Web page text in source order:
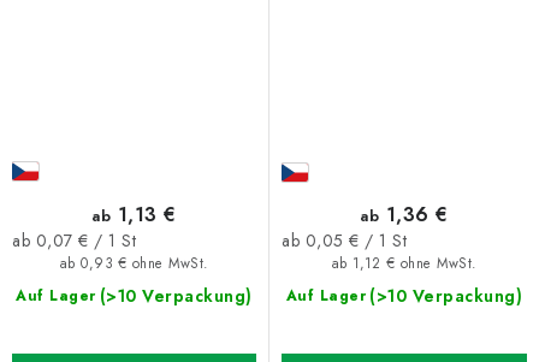
Auf Lager (>10 Verpackung)
ab 0,93 € ohne MwSt.
ab 1,13 €
Verkaufspreis:
ab 0,07 € / 1 St
Auf Lager (>10 Verpackung)
ab 1,12 € ohne MwSt.
ab 1,36 €
Verkaufspreis:
ab 0,05 € / 1 St